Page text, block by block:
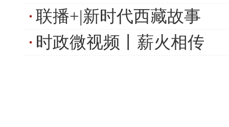
联播+|新时代西藏故事
时政微视频丨薪火相传